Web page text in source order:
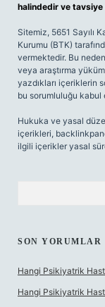
halindedir ve tavsiye
Sitemiz, 5651 Sayılı
Kurumu (BTK)
vermektedir. Bu
veya araştırma
yazdıkları içeriklerin
bu sorumluluğu kabul
Hukuka ve yasal
içerikleri,
ilgili içerikler yasal
SON YORUMLAR
Hangi Psikiyatrik
Hangi Psikiyatrik